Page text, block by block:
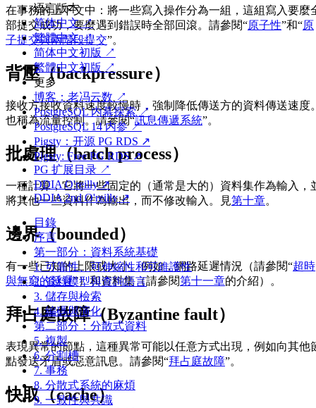
语言版本
简体中文 ↗
繁體中文 ↗
简体中文初版 ↗
繁體中文初版 ↗
更多
博客：老冯云数 ↗
PostgreSQL 内幕探索 ↗
PostgreSQL 14 内参 ↗
Pigsty：开源 PG RDS ↗
Pigsty: Free PG RDS ↗
PG 扩展目录 ↗
DDIA O'reilly ↗
DDIA 2nd O'reilly ↗
目錄
序言
第一部分：資料系統基礎
1. 可靠性、可伸縮性和可維護性
2. 資料模型與查詢語言
3. 儲存與檢索
4. 編碼與演化
第二部分：分散式資料
5. 複製
6. 分割槽
7. 事務
8. 分散式系統的麻煩
9. 一致性與共識
在事務的上下文中：將一些寫入操作分為一組，這組寫入要麼
部提交成功，要麼遇到錯誤時全部回滾。請參閱“原子性”和“原
子提交與兩階段提交”。
背壓（backpressure）
接收方接收資料速度較慢時，強制降低傳送方的資料傳送速度
也稱為流量控制。請參閱“訊息傳遞系統”。
批處理（batch process）
一種計算，它將一些固定的（通常是大的）資料集作為輸入，
將其他一些資料作為輸出，而不修改輸入。見第十章。
邊界（bounded）
有一些已知的上限或大小。例如，網路延遲情況（請參閱“超時
與無窮的延遲”）和資料集（請參閱第十一章的介紹）。
拜占庭故障（Byzantine fault）
表現異常的節點，這種異常可能以任意方式出現，例如向其他
點發送矛盾或惡意訊息。請參閱“拜占庭故障”。
快取（cache）